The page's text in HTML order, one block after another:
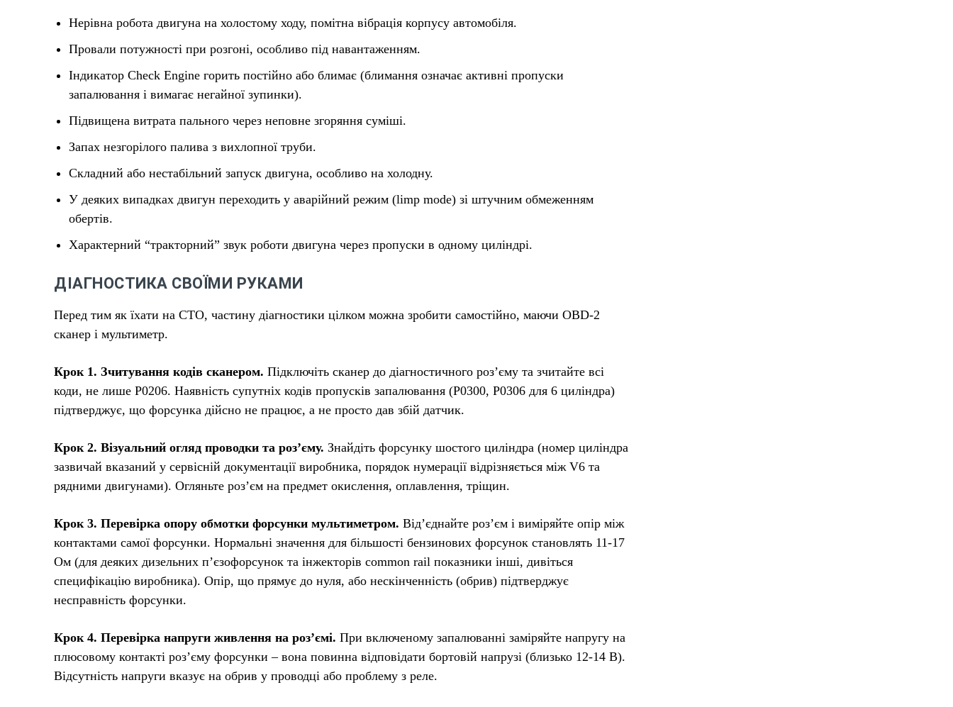
Нерівна робота двигуна на холостому ходу, помітна вібрація корпусу автомобіля.
Провали потужності при розгоні, особливо під навантаженням.
Індикатор Check Engine горить постійно або блимає (блимання означає активні пропуски
запалювання і вимагає негайної зупинки).
Підвищена витрата пального через неповне згоряння суміші.
Запах незгорілого палива з вихлопної труби.
Складний або нестабільний запуск двигуна, особливо на холодну.
У деяких випадках двигун переходить у аварійний режим (limp mode) зі штучним обмеженням
обертів.
Характерний “тракторний” звук роботи двигуна через пропуски в одному циліндрі.
ДІАГНОСТИКА СВОЇМИ РУКАМИ
Перед тим як їхати на СТО, частину діагностики цілком можна зробити самостійно, маючи OBD-2
сканер і мультиметр.
Крок 1. Зчитування кодів сканером. Підключіть сканер до діагностичного роз’єму та зчитайте всі
коди, не лише P0206. Наявність супутніх кодів пропусків запалювання (P0300, P0306 для 6 циліндра)
підтверджує, що форсунка дійсно не працює, а не просто дав збій датчик.
Крок 2. Візуальний огляд проводки та роз’єму. Знайдіть форсунку шостого циліндра (номер циліндра
зазвичай вказаний у сервісній документації виробника, порядок нумерації відрізняється між V6 та
рядними двигунами). Огляньте роз’єм на предмет окислення, оплавлення, тріщин.
Крок 3. Перевірка опору обмотки форсунки мультиметром. Від’єднайте роз’єм і виміряйте опір між
контактами самої форсунки. Нормальні значення для більшості бензинових форсунок становлять 11-17
Ом (для деяких дизельних п’єзофорсунок та інжекторів common rail показники інші, дивіться
специфікацію виробника). Опір, що прямує до нуля, або нескінченність (обрив) підтверджує
несправність форсунки.
Крок 4. Перевірка напруги живлення на роз’ємі. При включеному запалюванні заміряйте напругу на
плюсовому контакті роз’єму форсунки – вона повинна відповідати бортовій напрузі (близько 12-14 В).
Відсутність напруги вказує на обрив у проводці або проблему з реле.